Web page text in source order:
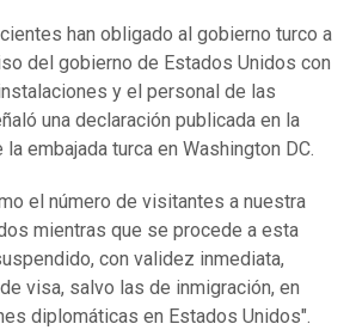
han obligado al gobierno turco a
del gobierno de Estados Unidos con
y el personal de las
una declaración publicada en la
embajada turca en Washington DC.
el número de visitantes a nuestra
mientras que se procede a esta
con validez inmediata,
visa, salvo las de inmigración, en
diplomáticas en Estados Unidos".